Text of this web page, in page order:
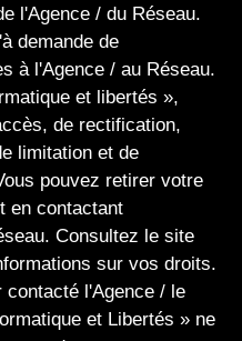
l'Agence / du Réseau.
demande de
à l'Agence / au Réseau.
et libertés »,
de rectification,
limitation et de
pouvez retirer votre
en contactant
Consultez le site
sur vos droits.
l'Agence / le
et Libertés » ne